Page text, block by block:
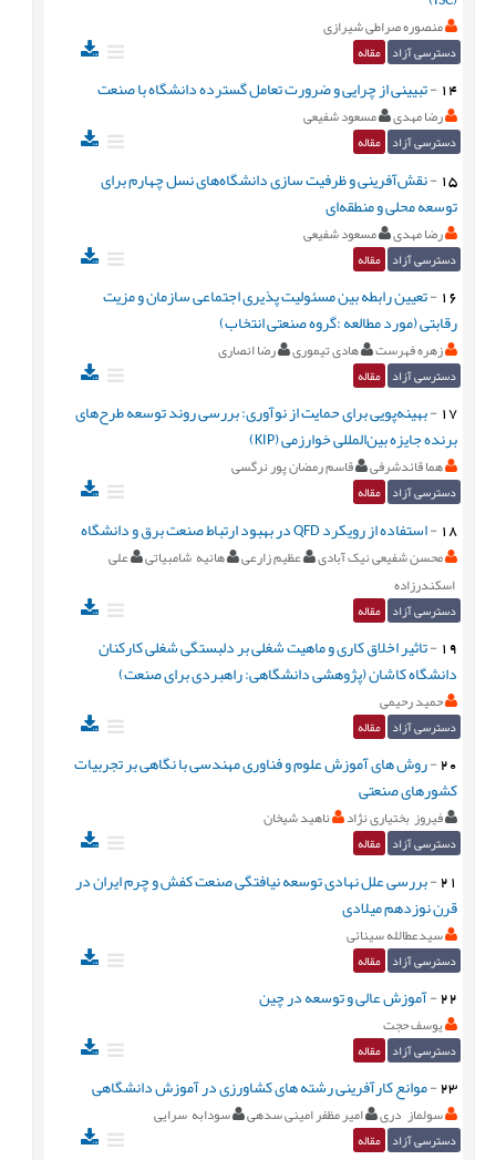
منصوره صراطی شیرازی
دسترسی آزاد مقاله
14
-تبیینی از چرایی و ضرورت تعامل گسترده دانشگاه با صنعت
رضا مهدی مسعود شفیعی
دسترسی آزاد مقاله
15
-نقش‌آفرینی و ظرفیت سازی دانشگاه‌های نسل چهارم برای
توسعه محلی و منطقه‌ای
رضا مهدی مسعود شفیعی
دسترسی آزاد مقاله
16
-تعیین رابطه بین مسئولیت پذیری اجتماعی سازمان و مزیت
رقابتی (مورد مطالعه :گروه صنعتی انتخاب)
زهره فهرست هادی تیموری رضا انصاری
دسترسی آزاد مقاله
17
-بهینه‌پویی برای حمایت از نوآوری: بررسی روند توسعه طرح‌های
برنده جایزه بین‌المللی خوارزمی (KIP)
هما قائدشرفی قاسم رمضان پور نرگسی
دسترسی آزاد مقاله
18
-استفاده از رویکرد QFD در بهبود ارتباط صنعت برق و دانشگاه
محسن شفیعی نیک آبادی عظیم زارعی هانیه شامبیاتی
علی
اسکندرزاده
دسترسی آزاد مقاله
19
-تاثیر اخلاق کاری و ماهیت شغلی بر دلبستگی شغلی کارکنان
دانشگاه کاشان (پژوهشی دانشگاهی: راهبردی برای صنعت)
حمید رحیمی
دسترسی آزاد مقاله
20
-روش های آموزش علوم و فناوری مهندسی با نگاهی بر تجربیات
کشورهای صنعتی
فیروز بختیاری نژاد ناهید شیخان
دسترسی آزاد مقاله
21
-بررسی علل نهادی توسعه نیافتگی صنعت کفش و چرم ایران در
قرن نوزدهم میلادی
سیدعطالله سینائی
دسترسی آزاد مقاله
22
-آموزش عالی و توسعه در چین
یوسف حجت
دسترسی آزاد مقاله
23
-موانع کارآفرینی رشته های کشاورزی در آموزش دانشگاهی
سولماز دری امیر مظفر امینی سدهی سودابه سرایی
دسترسی آزاد مقاله